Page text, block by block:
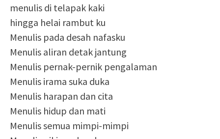
menulis di telapak kaki
hingga helai rambut ku
Menulis pada desah nafasku
Menulis aliran detak jantung
Menulis pernak-pernik pengalaman
Menulis irama suka duka
Menulis harapan dan cita
Menulis hidup dan mati
Menulis semua mimpi-mimpi